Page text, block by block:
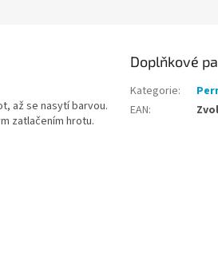
až se nasytí barvou.
zatlačením hrotu.
Doplňkové
Kategorie:
EAN: